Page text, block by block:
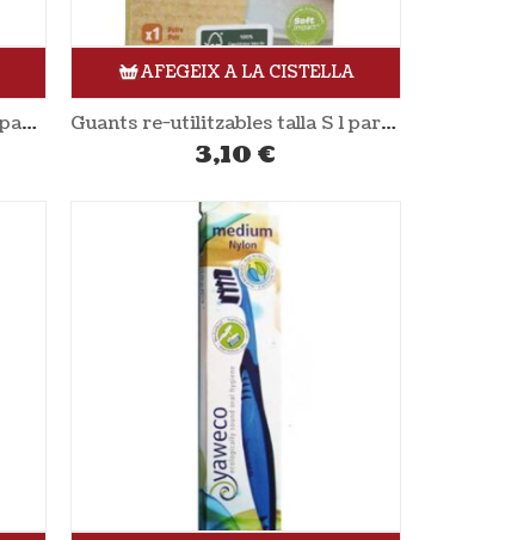
Guants re-utilitzables talla M 1 parell LA DROGERIE ÉCOLOGIQUE
AFEGEIX A LA CISTELLA
Guants re-utilitzables talla S 1 parell LA DROGERIE ÉCOLOGIQUE
3,10 €